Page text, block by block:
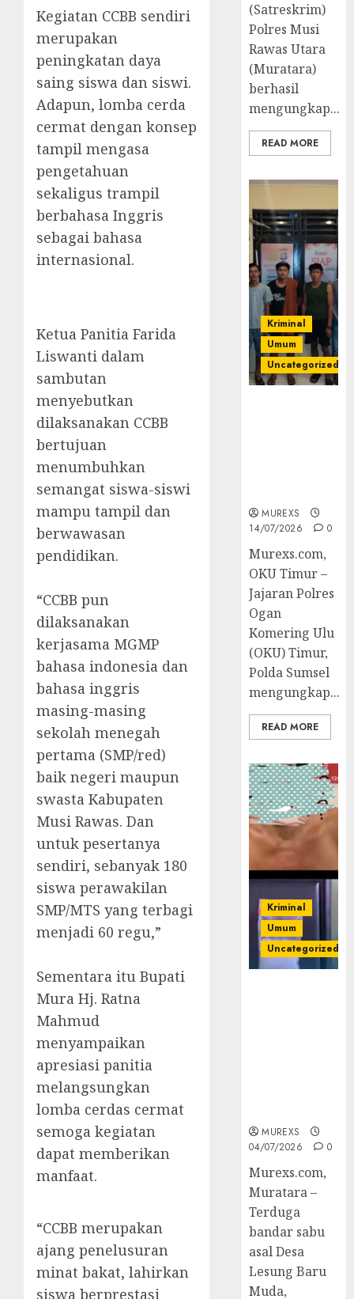
Kegiatan CCBB sendiri
merupakan
peningkatan daya
saing siswa dan siswi.
Adapun, lomba cerda
cermat dengan konsep
tampil mengasa
pengetahuan
sekaligus trampil
berbahasa Inggris
sebagai bahasa
internasional.
Ketua Panitia Farida
Liswanti dalam
sambutan
menyebutkan
dilaksanakan CCBB
bertujuan
menumbuhkan
semangat siswa-siswi
mampu tampil dan
berwawasan
pendidikan.
“CCBB pun
dilaksanakan
kerjasama MGMP
bahasa indonesia dan
bahasa inggris
masing-masing
sekolah menegah
pertama (SMP/red)
baik negeri maupun
swasta Kabupaten
Musi Rawas. Dan
untuk pesertanya
sendiri, sebanyak 180
siswa perawakilan
SMP/MTS yang terbagi
menjadi 60 regu,”
Sementara itu Bupati
Mura Hj. Ratna
Mahmud
menyampaikan
apresiasi panitia
melangsungkan
lomba cerdas cermat
semoga kegiatan
dapat memberikan
manfaat.
“CCBB merupakan
ajang penelusuran
minat bakat, lahirkan
siswa berprestasi
(Satreskrim)
Polres Musi
Rawas Utara
(Muratara)
berhasil
mengungkap...
READ MORE
Kriminal
Umum
Uncategorized
MUREXS
14/07/2026
0
Murexs.com,
OKU Timur –
Jajaran Polres
Ogan
Komering Ulu
(OKU) Timur,
Polda Sumsel
mengungkap...
READ MORE
Kriminal
Umum
Uncategorized
MUREXS
04/07/2026
0
Murexs.com,
Muratara –
Terduga
bandar sabu
asal Desa
Lesung Baru
Muda,